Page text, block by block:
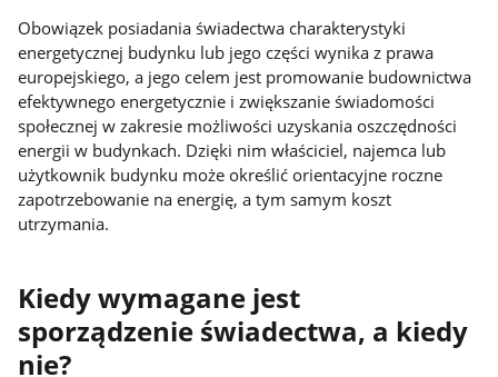
Obowiązek posiadania świadectwa charakterystyki
energetycznej budynku lub jego części wynika z prawa
europejskiego, a jego celem jest promowanie budownictwa
efektywnego energetycznie i zwiększanie świadomości
społecznej w zakresie możliwości uzyskania oszczędności
energii w budynkach. Dzięki nim właściciel, najemca lub
użytkownik budynku może określić orientacyjne roczne
zapotrzebowanie na energię, a tym samym koszt
utrzymania.
Kiedy wymagane jest
sporządzenie świadectwa, a kiedy
nie?